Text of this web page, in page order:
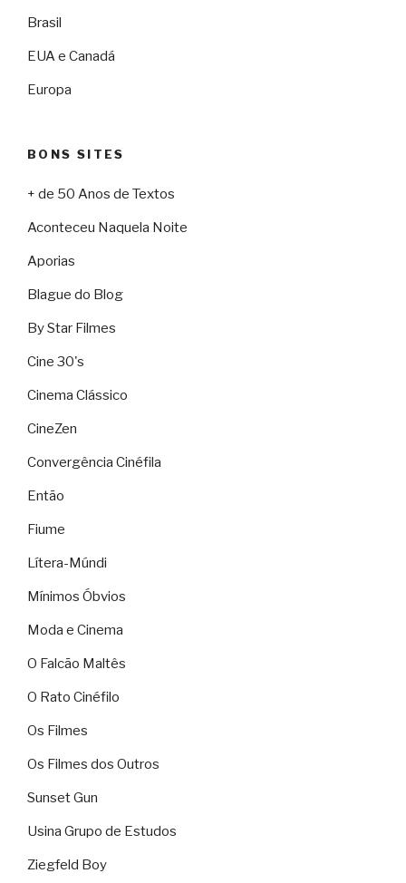
Brasil
EUA e Canadá
Europa
BONS SITES
+ de 50 Anos de Textos
Aconteceu Naquela Noite
Aporias
Blague do Blog
By Star Filmes
Cine 30's
Cinema Clássico
CineZen
Convergência Cinéfila
Então
Fiume
Lítera-Múndi
Mínimos Óbvios
Moda e Cinema
O Falcão Maltês
O Rato Cinéfilo
Os Filmes
Os Filmes dos Outros
Sunset Gun
Usina Grupo de Estudos
Ziegfeld Boy